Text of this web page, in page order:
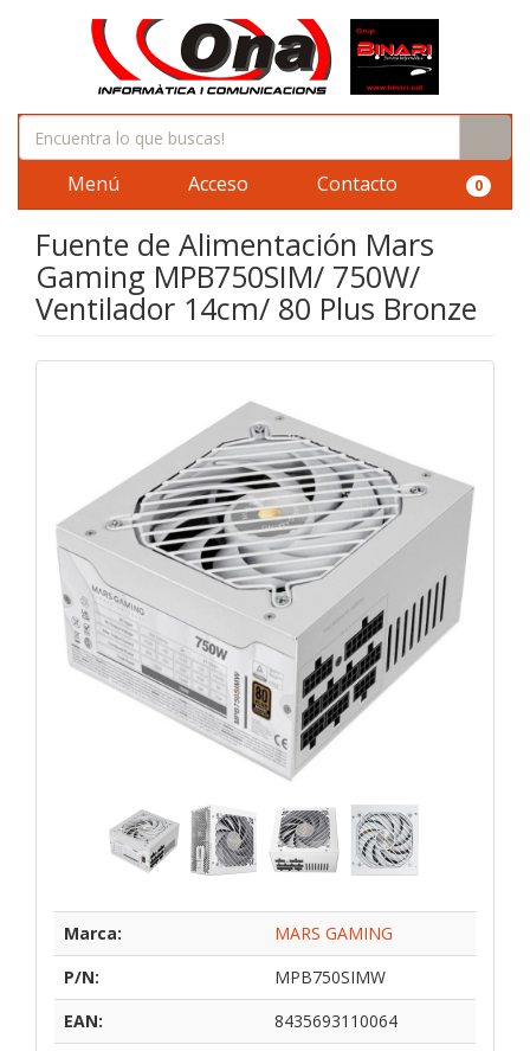
Menú Acceso Contacto 0
Fuente de Alimentación Mars
Gaming MPB750SIM/ 750W/
Ventilador 14cm/ 80 Plus Bronze
Marca:
MARS GAMING
P/N:
MPB750SIMW
EAN:
8435693110064